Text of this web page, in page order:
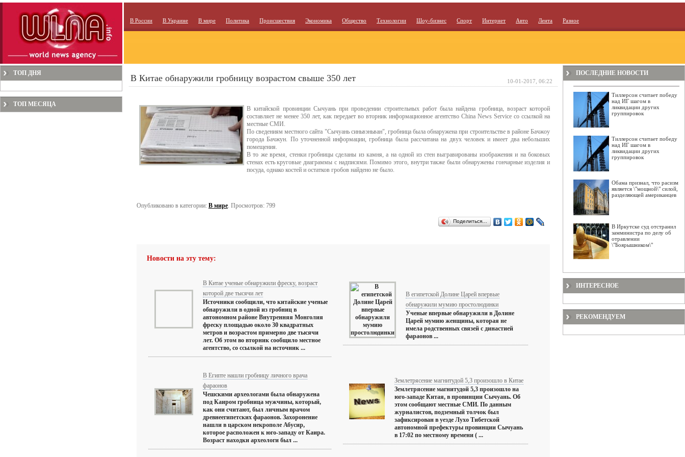
В России В Украине В мире Политика Происшествия Экономика Общество Технологии Шоу-бизнес Спорт Интернет Авто Лента Разное
ТОП ДНЯ
ТОП МЕСЯЦА
В Китае обнаружили гробницу возрастом свыше 350 лет
В китайской провинции Сычуань при проведении строительных работ была найдена гробница, возраст которой
составляет не менее 350 лет, как передает во вторник информационное агентство China News Service со ссылкой на
местные СМИ.
По сведениям местного сайта "Сычуань синьвэньван", гробница была обнаружена при строительстве в районе Бачжоу
города Бачжун. По уточненной информации, гробница была рассчитана на двух человек и имеет два небольших
помещения.
В то же время, стенки гробницы сделаны из камня, а на одной из стен выгравированы изображения и на боковых
стенах есть круговые диаграммы с надписями. Помимо этого, внутри также были обнаружены гончарные изделия и
посуда, однако костей и остатков гробов найдено не было.
Опубликовано в категории: В мире. Просмотров: 799
Поделиться…
Новости на эту тему:
В Китае ученые обнаружили фреску, возраст
которой две тысячи лет
Источники сообщили, что китайские ученые
обнаружили в одной из гробниц в
автономном районе Внутренняя Монголия
фреску площадью около 30 квадратных
метров и возрастом примерно две тысячи
лет. Об этом во вторник сообщило местное
агентство, со ссылкой на источник ...
В египетской Долине Царей впервые
обнаружили мумию простолюдинки
Ученые впервые обнаружили в Долине
Царей мумию женщины, которая не
имела родственных связей с династией
фараонов ...
В Египте нашли гробницу личного врача
фараонов
Чешскими археологами была обнаружена
под Каиром гробница мужчины, который,
как они считают, был личным врачом
древнеегипетских фараонов. Захоронение
нашли в царском некрополе Абусир,
которое расположен к юго-западу от Каира.
Возраст находки археологи был ...
Землетрясение магнитудой 5,3 произошло в Китае
Землетрясение магнитудой 5,3 произошло на
юго-западе Китая, в провинции Сычуань. Об
этом сообщают местные СМИ. По данным
журналистов, подземный толчок был
зафиксирован в уезде Лухо Тибетской
автономной префектуры провинции Сычуань
в 17:02 по местному времени ( ...
10-01-2017, 06:22
ПОСЛЕДНИЕ НОВОСТИ
Тиллерсон считает победу
над ИГ шагом в
ликвидации других
группировок
Тиллерсон считает победу
над ИГ шагом в
ликвидации других
группировок
Обама признал, что расизм
является \"мощной\" силой,
разделяющей американцев
В Иркутске суд отстранил
замминистра по делу об
отравлении
\"Боярышником\"
ИНТЕРЕСНОЕ
РЕКОМЕНДУЕМ